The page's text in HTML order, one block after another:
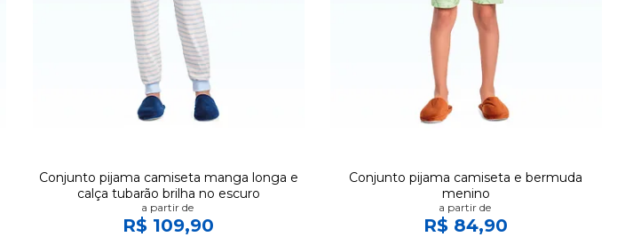
Conjunto pijama camiseta manga longa e
calça tubarão brilha no escuro
a partir de
R$ 109,90
Conjunto pijama camiseta e bermuda
menino
a partir de
R$ 84,90